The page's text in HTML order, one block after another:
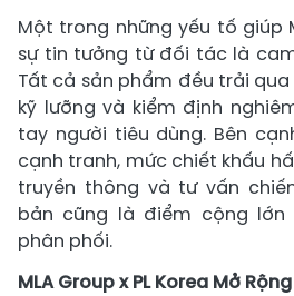
Một trong những yếu tố giúp
sự tin tưởng từ đối tác là
Tất cả sản phẩm đều trải
kỹ lưỡng và kiểm định
tay người tiêu dùng. Bên
cạnh tranh, mức chiết khấu
truyền thông và tư vấn
bản cũng là điểm cộng
phân phối.
MLA Group x PL Korea Mở